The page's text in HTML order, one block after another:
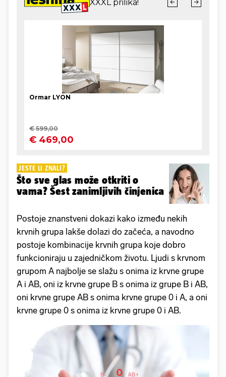
JESTE LI ZNALI?
Što sve glas može otkriti o
vama? Šest zanimljivih činjenica
Postoje znanstveni dokazi kako između nekih
krvnih grupa lakše dolazi do začeća, a navodno
postoje kombinacije krvnih grupa koje dobro
funkcioniraju u zajedničkom životu. Ljudi s krvnom
grupom A najbolje se slažu s onima iz krvne grupe
A i AB, oni iz krvne grupe B s onima iz grupe B i AB,
oni krvne grupe AB s onima krvne grupe 0 i A, a oni
krvne grupe 0 s onima iz krvne grupe 0 i AB.